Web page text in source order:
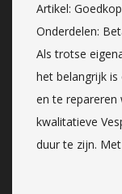
Artikel:
Onderdelen:
Als trotse
het belangrijk
en te repareren
kwalitatieve
duur te zijn.